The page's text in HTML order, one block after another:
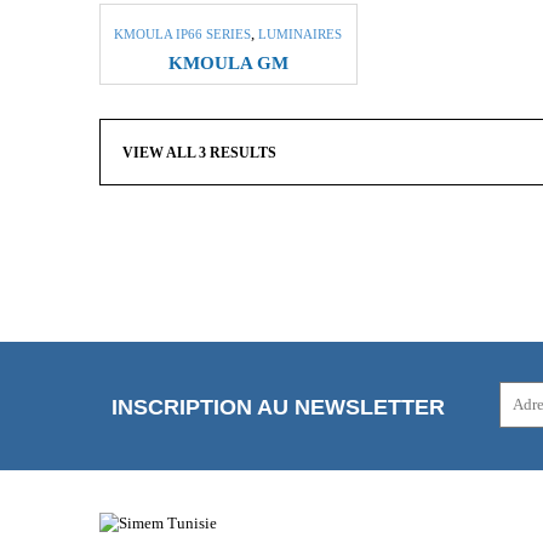
KMOULA IP66 SERIES,LUMINAIRES
KMOULA GM
VIEW ALL 3 RESULTS
INSCRIPTION AU NEWSLETTER